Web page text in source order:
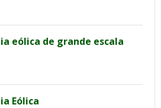
eólica de grande escala
Eólica